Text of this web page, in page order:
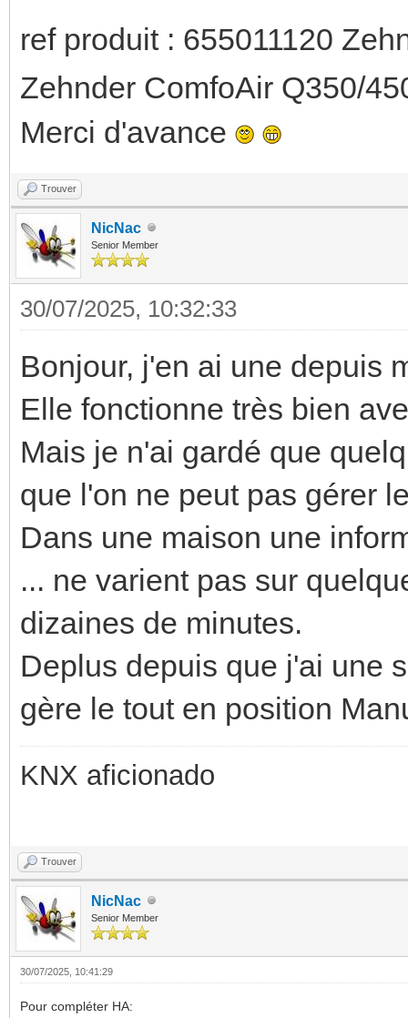
ref produit : 655011120
Zehnder ComfoAir Q350/
Merci d'avance
Trouver
NicNac
Senior Member
30/07/2025, 10:32:33
Bonjour, j'en ai une depuis
Elle fonctionne très bien
Mais je n'ai gardé que
que l'on ne peut pas gérer
Dans une maison une
... ne varient pas sur
dizaines de minutes.
Deplus depuis que j'ai une
gère le tout en position
KNX aficionado
Trouver
NicNac
Senior Member
30/07/2025, 10:41:29
Pour compléter HA: